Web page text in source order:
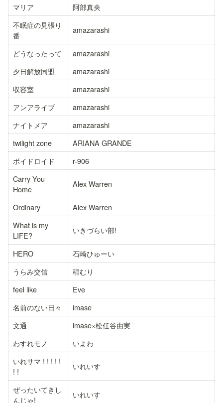
マリア
阿部真央
不眠症の見張り
番
amazarashi
どうなったって
amazarashi
夕日解放同盟
amazarashi
収容室
amazarashi
アンアライブ
amazarashi
ナイトメア
amazarashi
twilight zone
ARIANA GRANDE
ボイドロイド
r-906
Carry You
Home
Alex Warren
Ordinary
Alex Warren
What is my
LIFE?
いきづらい部!
HERO
石崎ひゅーい
うらみ交信
稲むり
feel like
Eve
名前のない日々
imase
文通
imase×松任谷由実
わすれモノ
いよわ
いれサマ ! ! ! ! !
! !
いれいす
ぜったいてきし
んじゃ!
いれいす